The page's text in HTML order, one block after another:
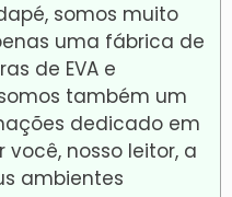
somos muito
uma fábrica de
de EVA e
também um
dedicado em
você, nosso leitor, a
ambientes